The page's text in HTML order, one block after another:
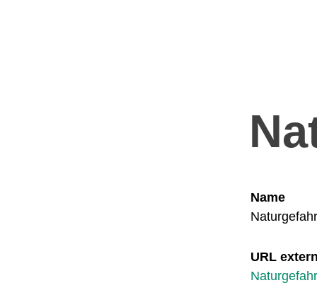
Name
URL extern